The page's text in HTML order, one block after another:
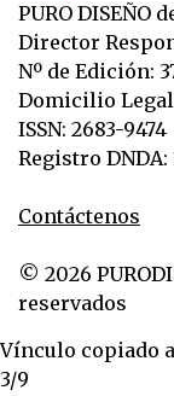
PURO DISEÑO
Director
Nº de Edición:
Domicilio
ISSN: 2683-9474
Registro DNDA:
Contáctenos
© 2026
reservados
Vínculo copiado
3/9